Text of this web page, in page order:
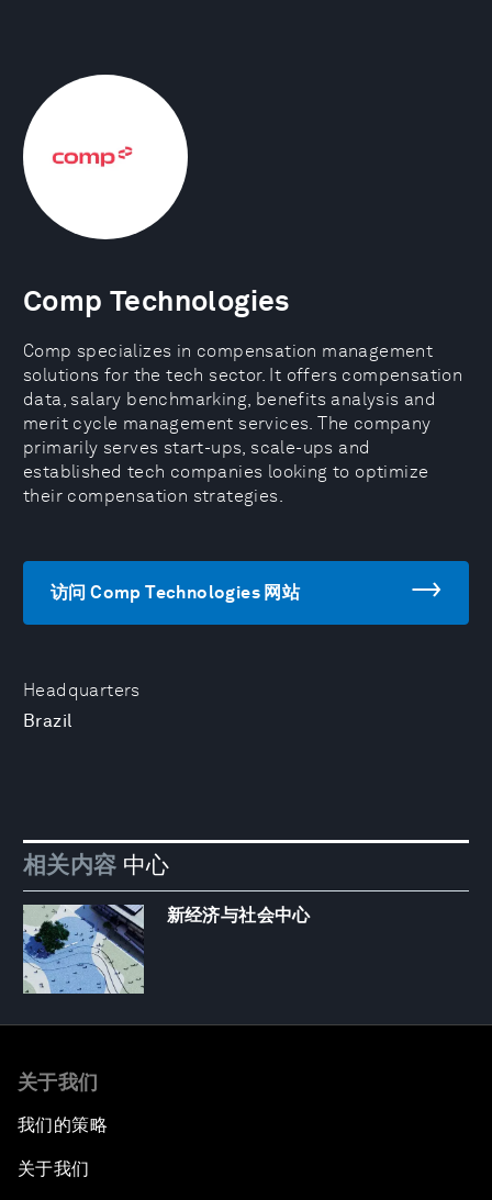
Headquarters
Brazil
Comp Technologies
Comp specializes in compensation management
solutions for the tech sector. It offers compensation
data, salary benchmarking, benefits analysis and
merit cycle management services. The company
primarily serves start-ups, scale-ups and
established tech companies looking to optimize
their compensation strategies.
访问 Comp Technologies 网站
相关内容 中心
新经济与社会中心
关于我们
我们的策略
关于我们